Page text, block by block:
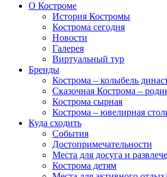
О Костроме
История Костромы
Кострома сегодня
Новости
Галерея
Виртуальный тур
Бренды
Кострома – колыбель
Сказочная Кострома –
Кострома сырная
Кострома – ювелирная
Куда сходить
События
Достопримечательности
Места для досуга и
Кострома детям